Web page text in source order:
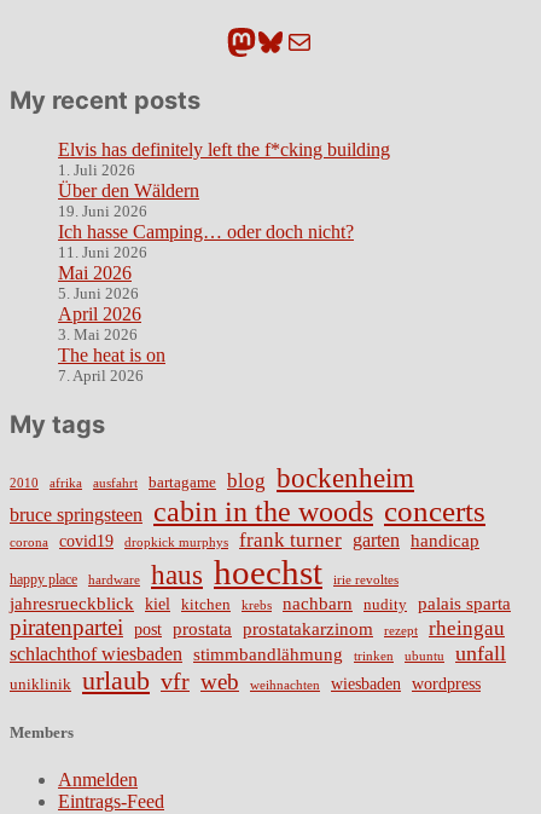
Mastodon
Bluesky
E-Mail
My recent posts
Elvis has definitely left the f*cking building
1. Juli 2026
Über den Wäldern
19. Juni 2026
Ich hasse Camping… oder doch nicht?
11. Juni 2026
Mai 2026
5. Juni 2026
April 2026
3. Mai 2026
The heat is on
7. April 2026
My tags
2010 afrika ausfahrt bartagame blog bockenheim
bruce springsteen cabin in the woods concerts
corona covid19 dropkick murphys frank turner garten handicap
happy place hardware haus hoechst irie revoltes
jahresrueckblick kiel kitchen krebs nachbarn nudity palais sparta
piratenpartei post prostata prostatakarzinom rezept rheingau
schlachthof wiesbaden stimmbandlähmung trinken ubuntu unfall
uniklinik urlaub vfr web weihnachten wiesbaden wordpress
Members
Anmelden
Eintrags-Feed